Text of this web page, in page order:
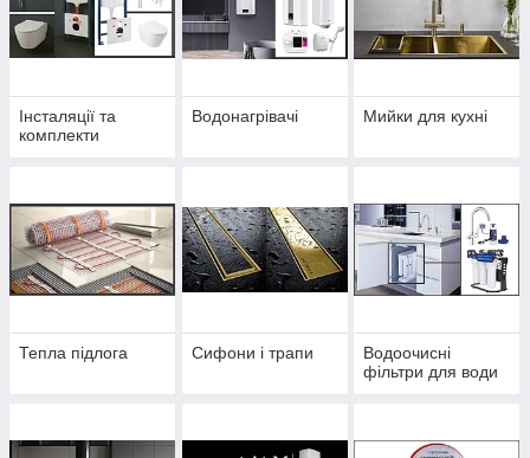
Інсталяції та
комплекти
Водонагрівачі Мийки для кухні
Тепла підлога Сифони і трапи
Водоочисні
фільтри для води